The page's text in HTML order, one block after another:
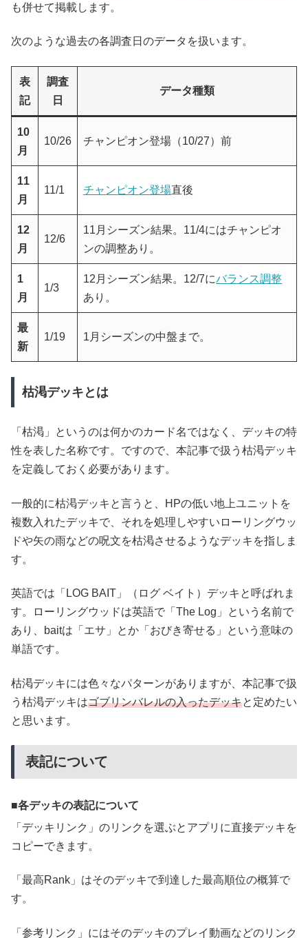
も併せて掲載します。
次のような過去の各調査日のデータを扱います。
表
記
調査
日
データ種類
10
月
10/26 チャンピオン登場（10/27）前
11
月
11/1 チャンピオン登場直後
12
月
12/6
11月シーズン結果。11/4にはチャンピオ
ンの調整あり。
1
月
1/3
12月シーズン結果。12/7にバランス調整
あり。
最
新
1/19 1月シーズンの中盤まで。
枯渇デッキとは
「枯渇」というのは何かのカード名ではなく、デッキの特
性を表した名称です。ですので、本記事で扱う枯渇デッキ
を定義しておく必要があります。
一般的に枯渇デッキと言うと、HPの低い地上ユニットを
複数入れたデッキで、それを処理しやすいローリングウッ
ドや矢の雨などの呪文を枯渇させるようなデッキを指しま
す。
英語では「LOG BAIT」（ログ ベイト）デッキと呼ばれま
す。ローリングウッドは英語で「The Log」という名前で
あり、baitは「エサ」とか「おびき寄せる」という意味の
単語です。
枯渇デッキには色々なパターンがありますが、本記事で扱
う枯渇デッキはゴブリンバレルの入ったデッキと定めたい
と思います。
表記について
各デッキの表記について
「デッキリンク」のリンクを選ぶとアプリに直接デッキを
コピーできます。
「最高Rank」はそのデッキで到達した最高順位の概算で
す。
「参考リンク」にはそのデッキのプレイ動画などのリンク